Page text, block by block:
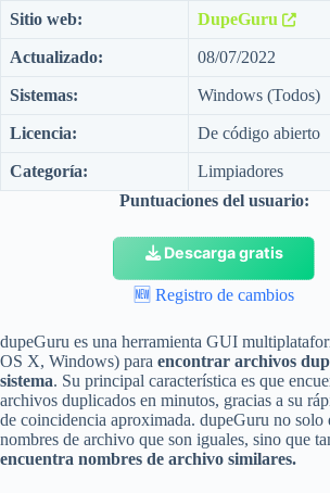
Sitio web:
DupeGuru
Actualizado: 08/07/2022
Sistemas: Windows (Todos)
Licencia: De código abierto
Categoría:
Limpiadores
Puntuaciones del usuario:
Descarga gratis
🆕Registro de cambios
dupeGuru es una herramienta GUI
OS X, Windows) para encontrar archivos
sistema. Su principal característica es que
archivos duplicados en minutos, gracias a su
de coincidencia aproximada. dupeGuru no solo
nombres de archivo que son iguales, sino que
encuentra nombres de archivo similares.